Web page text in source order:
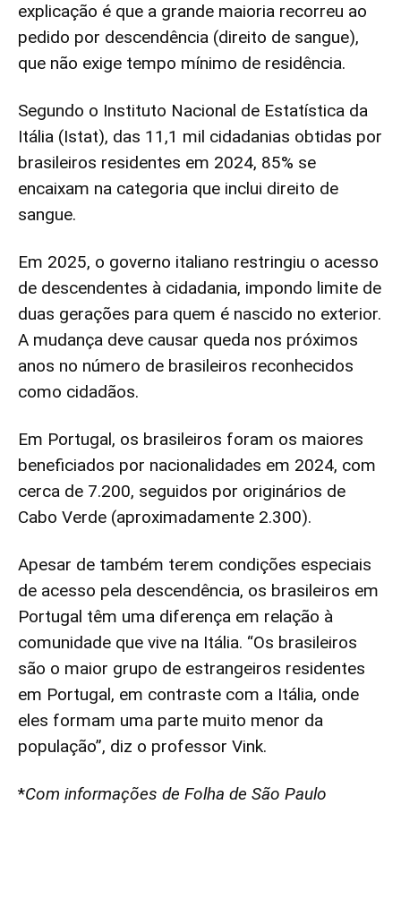
explicação é que a grande maioria recorreu ao
pedido por descendência (direito de sangue),
que não exige tempo mínimo de residência.
Segundo o Instituto Nacional de Estatística da
Itália (Istat), das 11,1 mil cidadanias obtidas por
brasileiros residentes em 2024, 85% se
encaixam na categoria que inclui direito de
sangue.
Em 2025, o governo italiano restringiu o acesso
de descendentes à cidadania, impondo limite de
duas gerações para quem é nascido no exterior.
A mudança deve causar queda nos próximos
anos no número de brasileiros reconhecidos
como cidadãos.
Em Portugal, os brasileiros foram os maiores
beneficiados por nacionalidades em 2024, com
cerca de 7.200, seguidos por originários de
Cabo Verde (aproximadamente 2.300).
Apesar de também terem condições especiais
de acesso pela descendência, os brasileiros em
Portugal têm uma diferença em relação à
comunidade que vive na Itália. “Os brasileiros
são o maior grupo de estrangeiros residentes
em Portugal, em contraste com a Itália, onde
eles formam uma parte muito menor da
população”, diz o professor Vink.
*Com informações de Folha de São Paulo